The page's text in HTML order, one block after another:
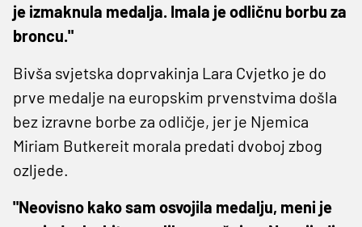
je izmaknula medalja. Imala je odličnu borbu za
broncu."
Bivša svjetska doprvakinja Lara Cvjetko je do
prve medalje na europskim prvenstvima došla
bez izravne borbe za odličje, jer je Njemica
Miriam Butkereit morala predati dvoboj zbog
ozljede.
"Neovisno kako sam osvojila medalju, meni je